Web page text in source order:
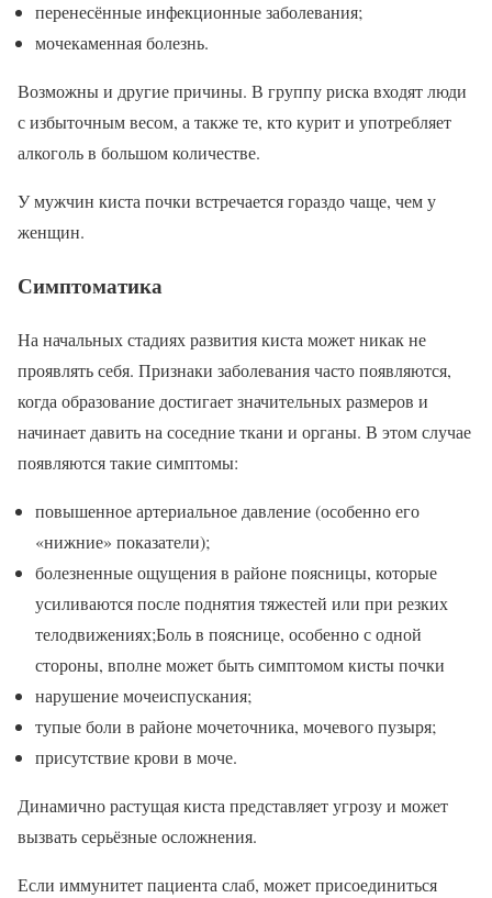
перенесённые инфекционные заболевания;
мочекаменная болезнь.
Возможны и другие причины. В группу риска входят люди
с избыточным весом, а также те, кто курит и употребляет
алкоголь в большом количестве.
У мужчин киста почки встречается гораздо чаще, чем у
женщин.
Симптоматика
На начальных стадиях развития киста может никак не
проявлять себя. Признаки заболевания часто появляются,
когда образование достигает значительных размеров и
начинает давить на соседние ткани и органы. В этом случае
появляются такие симптомы:
повышенное артериальное давление (особенно его
«нижние» показатели);
болезненные ощущения в районе поясницы, которые
усиливаются после поднятия тяжестей или при резких
телодвижениях;Боль в пояснице, особенно с одной
стороны, вполне может быть симптомом кисты почки
нарушение мочеиспускания;
тупые боли в районе мочеточника, мочевого пузыря;
присутствие крови в моче.
Динамично растущая киста представляет угрозу и может
вызвать серьёзные осложнения.
Если иммунитет пациента слаб, может присоединиться